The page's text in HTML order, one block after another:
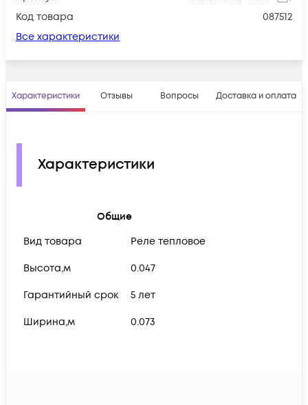
Код товара
087512
Все характеристики
Характеристики Отзывы Вопросы Доставка и оплата
Характеристики
Общие
Вид товара
Реле тепловое
Высота,м 0.047
Гарантийный срок 5 лет
Ширина,м 0.073